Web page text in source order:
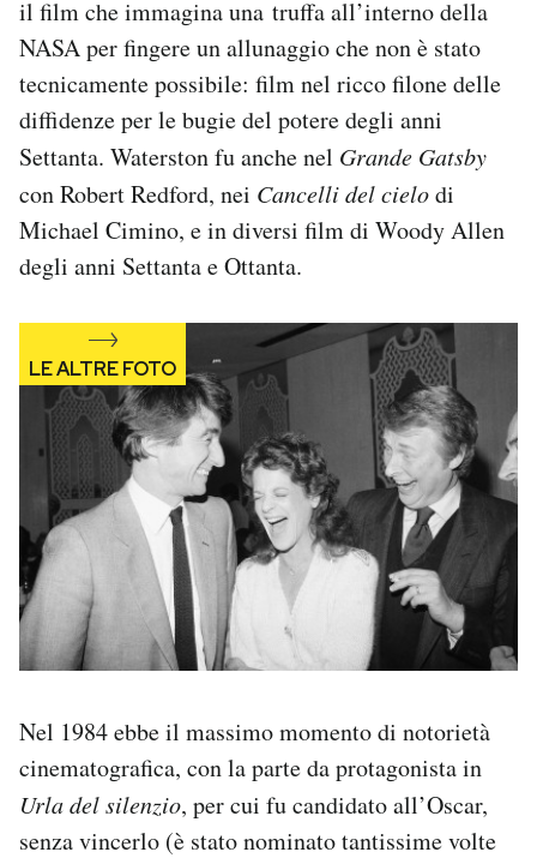
il film che immagina una truffa all’interno della
NASA per fingere un allunaggio che non è stato
tecnicamente possibile: film nel ricco filone delle
diffidenze per le bugie del potere degli anni
Settanta. Waterston fu anche nel Grande Gatsby
con Robert Redford, nei Cancelli del cielodi
Michael Cimino, e in diversi film di Woody Allen
degli anni Settanta e Ottanta.
Nel 1984 ebbe il massimo momento di notorietà
cinematografica, con la parte da protagonista in
Urla del silenzio, per cui fu candidato all’Oscar,
senza vincerlo (è stato nominato tantissime volte